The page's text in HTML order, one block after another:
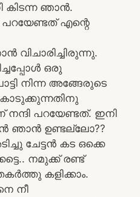
കിടന്ന ഞാൻ.
പറയേണ്ടത് എന്റെ
ഒരു
നിന്ന അങ്ങേരുടെ
കൊടുക്കുന്നതിനു
പറയേണ്ടത്. ഇനി
ഞാൻ ഉണ്ടല്ലോ??
ചേട്ടൻ കട ഒക്കെ
നമുക്ക് രണ്ട്
കളിക്കാം.
നീ